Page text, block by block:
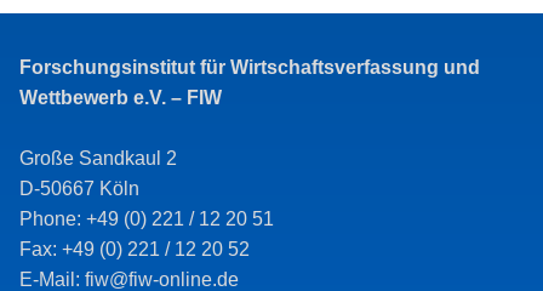
Forschungsinstitut für Wirtschaftsverfassung und
Wettbewerb e.V. – FIW
Große Sandkaul 2
D-50667 Köln
Phone: +49 (0) 221 / 12 20 51
Fax: +49 (0) 221 / 12 20 52
E-Mail: fiw@fiw-online.de